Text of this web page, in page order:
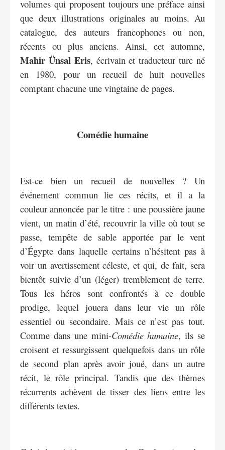
volumes qui proposent toujours une préface ainsi
que deux illustrations originales au moins. Au
catalogue, des auteurs francophones ou non,
récents ou plus anciens. Ainsi, cet automne,
Mahir Ünsal Eris, écrivain et traducteur turc né
en 1980, pour un recueil de huit nouvelles
comptant chacune une vingtaine de pages.
Comédie humaine
Est-ce bien un recueil de nouvelles ? Un
événement commun lie ces récits, et il a la
couleur annoncée par le titre : une poussière jaune
vient, un matin d’été, recouvrir la ville où tout se
passe, tempête de sable apportée par le vent
d’Égypte dans laquelle certains n’hésitent pas à
voir un avertissement céleste, et qui, de fait, sera
bientôt suivie d’un (léger) tremblement de terre.
Tous les héros sont confrontés à ce double
prodige, lequel jouera dans leur vie un rôle
essentiel ou secondaire. Mais ce n’est pas tout.
Comme dans une mini-Comédie humaine, ils se
croisent et ressurgissent quelquefois dans un rôle
de second plan après avoir joué, dans un autre
récit, le rôle principal. Tandis que des thèmes
récurrents achèvent de tisser des liens entre les
différents textes.